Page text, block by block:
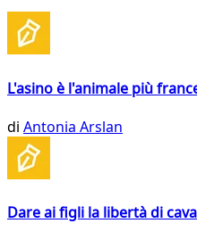
L'asino è l'animale più
di Antonia Arslan
Dare ai figli la libertà di